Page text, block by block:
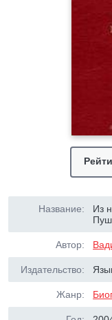
Название:
Из
Автор:
Издательство:
Жанр: